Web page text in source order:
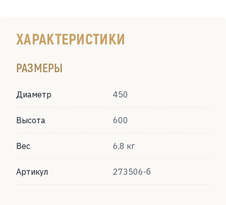
ХАРАКТЕРИСТИКИ
РАЗМЕРЫ
Диаметр 450
Высота 600
Вес 6,8 кг
Артикул 273506-б